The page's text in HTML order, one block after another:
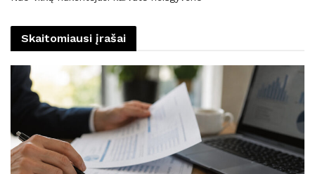
Skaitomiausi įrašai